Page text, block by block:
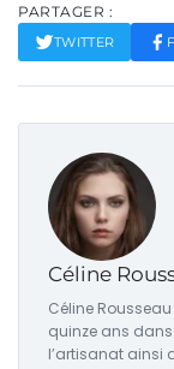
PARTAGER :
TWITTER
Céline
Céline
quinze ans
l’artisanat ainsi